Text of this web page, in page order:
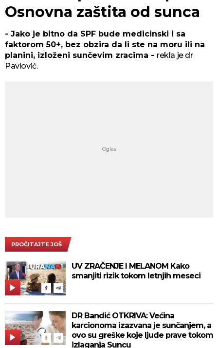
Osnovna zaštita od sunca
- Jako je bitno da SPF bude medicinski i sa
faktorom 50+, bez obzira da li ste na moru ili na
planini, izloženi sunčevim zracima - rekla je dr
Pavlović.
PROČITAJTE JOŠ
UV ZRAČENJE I MELANOM Kako
smanjiti rizik tokom letnjih meseci
DR Bandić OTKRIVA: Većina
karcionoma izazvana je sunčanjem, a
ovo su greške koje ljude prave tokom
izlaganja Suncu